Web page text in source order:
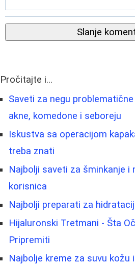
Slanje
Pročitajte i...
Saveti za negu
akne, komedone i seboreju
Iskustva sa operacijom
treba znati
Najbolji saveti za šminkanje i
korisnica
Najbolji preparati za
Hijaluronski Tretmani - Šta
Pripremiti
Najbolje kreme za suvu kožu